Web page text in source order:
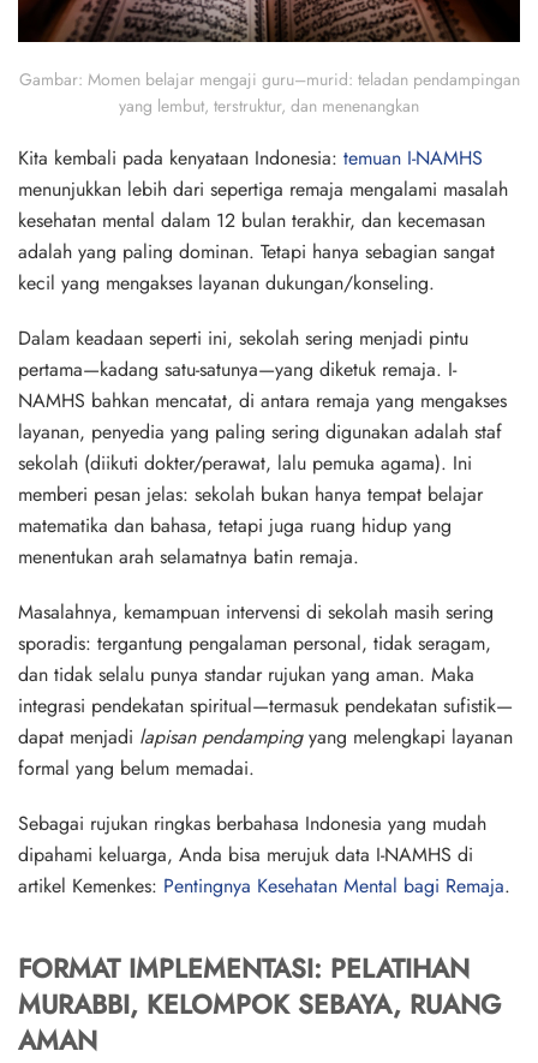
Gambar: Momen belajar mengaji guru–murid: teladan pendampingan
yang lembut, terstruktur, dan menenangkan
Kita kembali pada kenyataan Indonesia: temuan I-NAMHS
menunjukkan lebih dari sepertiga remaja mengalami masalah
kesehatan mental dalam 12 bulan terakhir, dan kecemasan
adalah yang paling dominan. Tetapi hanya sebagian sangat
kecil yang mengakses layanan dukungan/konseling.
Dalam keadaan seperti ini, sekolah sering menjadi pintu
pertama—kadang satu-satunya—yang diketuk remaja. I-
NAMHS bahkan mencatat, di antara remaja yang mengakses
layanan, penyedia yang paling sering digunakan adalah staf
sekolah (diikuti dokter/perawat, lalu pemuka agama). Ini
memberi pesan jelas: sekolah bukan hanya tempat belajar
matematika dan bahasa, tetapi juga ruang hidup yang
menentukan arah selamatnya batin remaja.
Masalahnya, kemampuan intervensi di sekolah masih sering
sporadis: tergantung pengalaman personal, tidak seragam,
dan tidak selalu punya standar rujukan yang aman. Maka
integrasi pendekatan spiritual—termasuk pendekatan sufistik—
dapat menjadi lapisan pendampingyang melengkapi layanan
formal yang belum memadai.
Sebagai rujukan ringkas berbahasa Indonesia yang mudah
dipahami keluarga, Anda bisa merujuk data I-NAMHS di
artikel Kemenkes: Pentingnya Kesehatan Mental bagi Remaja.
FORMAT IMPLEMENTASI: PELATIHAN
MURABBI, KELOMPOK SEBAYA, RUANG
AMAN